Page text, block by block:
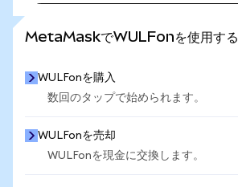
MetaMaskでWULFonを使用す
WULFonを購入
数回のタップで始められます。
WULFonを売却
WULFonを現金に交換します。